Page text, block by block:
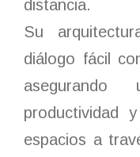
distancia.
Su
diálogo fácil
productividad
espacios a